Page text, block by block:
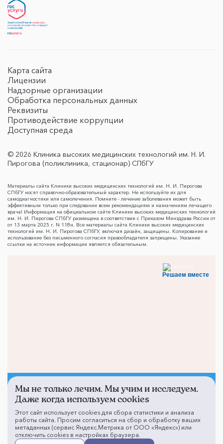
Карта сайта
Лицензии
Надзорные организации
Обработка персональных данных
Реквизиты
Противодействие коррупции
Доступная среда
© 2026 Клиника высоких медицинских технологий им. Н. И.
Пирогова (поликлиника, стационар) СПбГУ
Материалы сайта Клиники высоких медицинских технологий им. Н. И. Пирогова
СПбГУ носят справочно-образовательный характер. Не используйте их для
самодиагностики или самолечения. Помните - лечение заболевания может быть
эффективным только при следовании всем рекомендациям и назначениям лечащего
врача! Информация на официальном сайте Клиники высоких медицинских технологий
им. Н. И. Пирогова СПбГУ размещена в соответствии с Приказом Минздрава России от
от 13 марта 2025 г. N 118н. Все материалы сайта Клиники высоких медицинских
технологий им. Н. И. Пирогова СПбГУ, включая дизайн, защищены. Копирование и
использование без письменного согласия правообладателя запрещены. Указание
ссылки на источник информации является обязательным.
Решаем вместе
Не смогли записаться к
врачу?
Написать о проблеме
Мы не только лечим. Мы учим и исследуем.
Даже когда используем cookies
Этот сайт использует cookies для сбора статистики и анализа
работы сайта. Просим согласиться на сбор и обработку ваших
метаданных (сервис Яндекс.Метрика от ООО «Яндекс») или
отключить cookies в настройках браузера.